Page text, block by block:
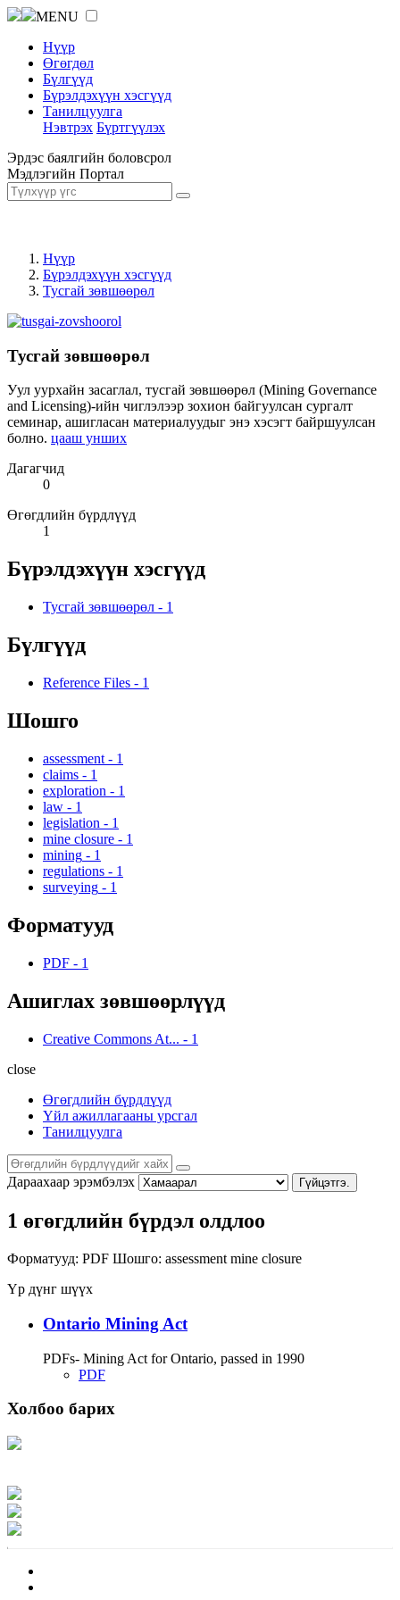
MENU
Нүүр
Өгөгдөл
Бүлгүүд
Бүрэлдэхүүн хэсгүүд
Танилцуулга
Нэвтрэх Бүртгүүлэх
Эрдэс баялгийн боловсрол
Мэдлэгийн Портал
Нүүр
Бүрэлдэхүүн хэсгүүд
Тусгай зөвшөөрөл
Тусгай зөвшөөрөл
Уул уурхайн засаглал, тусгай зөвшөөрөл (Mining Governance
and Licensing)-ийн чиглэлээр зохион байгуулсан сургалт
семинар, ашигласан материалуудыг энэ хэсэгт байршуулсан
болно. цааш унших
Дагагчид
0
Өгөгдлийн бүрдлүүд
1
Бүрэлдэхүүн хэсгүүд
Тусгай зөвшөөрөл - 1
Бүлгүүд
Reference Files - 1
Шошго
assessment - 1
claims - 1
exploration - 1
law - 1
legislation - 1
mine closure - 1
mining - 1
regulations - 1
surveying - 1
Форматууд
PDF - 1
Ашиглах зөвшөөрлүүд
Creative Commons At... - 1
close
Өгөгдлийн бүрдлүүд
Үйл ажиллагааны урсгал
Танилцуулга
Дараахаар эрэмбэлэх Гүйцэтгэ.
1 өгөгдлийн бүрдэл олдлоо
Форматууд: PDF Шошго: assessment mine closure
Үр дүнг шүүх
Ontario Mining Act
PDFs- Mining Act for Ontario, passed in 1990
PDF
Холбоо барих